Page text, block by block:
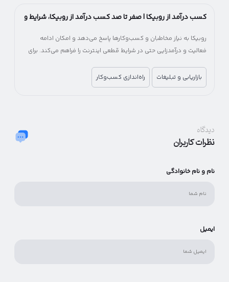
کسب درآمد از روبیکا | صفر تا صد کسب درآمد از روبیکا، شرایط و
روبیکا به نیاز مخاطبان و کسب‌وکارها پاسخ می‌دهد و امکان ادامه
فعالیت و درآمدزایی حتی در شرایط قطعی اینترنت را فراهم می‌کند. برای
ارتباط با مشتریان خواهد بود.
بازاریابی و تبلیغات راه‌اندازی کسب‌وکار
دیدگاه
نظرات کاربران
نام و نام خانوادگی
ایمیل